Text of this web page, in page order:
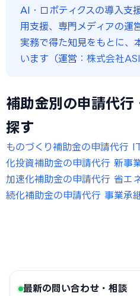
AI・ロボティクスの導入支
用支援、専門メディアの運
実務で得た知見をもとに、
います（運営： 株式会社ASI
補助金別の申請代行
探す
ものづくり補助金の申請代行
化投資補助金の申請代行 新事
加速化補助金の申請代行 省エ
続化補助金の申請代行 事業承
最新の問い合わせ・相談